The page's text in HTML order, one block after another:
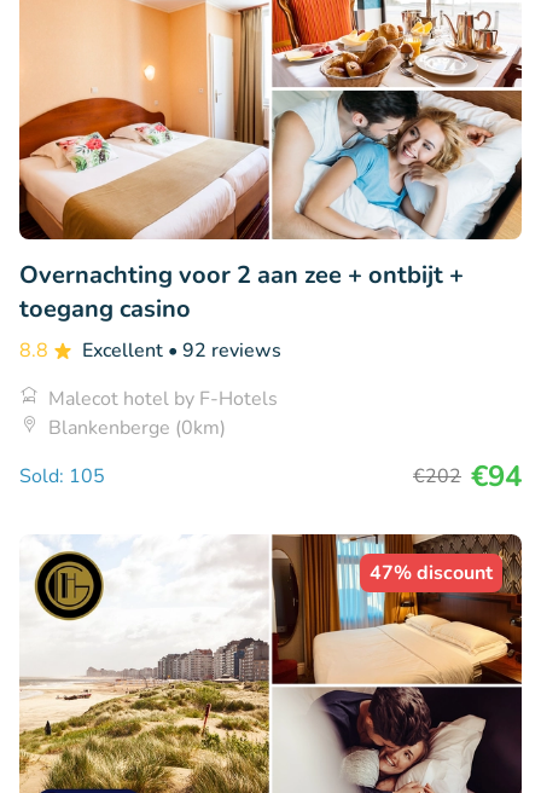
Overnachting voor 2 aan zee + ontbijt +
toegang casino
8.8 Excellent • 92 reviews
Malecot hotel by F-Hotels
Blankenberge (0km)
Sold: 105
€202 €94
47% discount